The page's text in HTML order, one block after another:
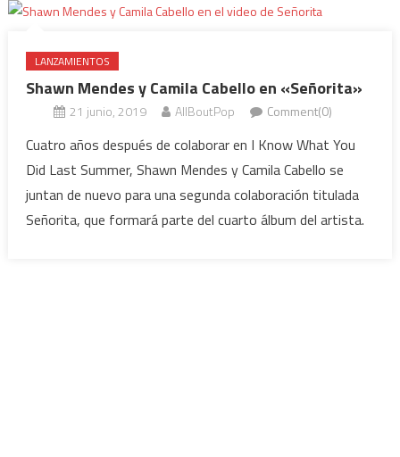
LANZAMIENTOS
Shawn Mendes y Camila Cabello en «Señorita»
21 junio, 2019 AllBoutPop Comment(0)
Cuatro años después de colaborar en I Know What You
Did Last Summer, Shawn Mendes y Camila Cabello se
juntan de nuevo para una segunda colaboración titulada
Señorita, que formará parte del cuarto álbum del artista.